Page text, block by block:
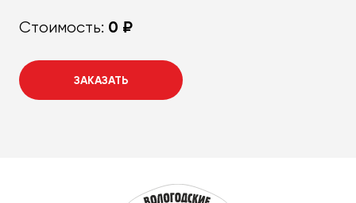
Стоимость: 0 ₽
ЗАКАЗАТЬ